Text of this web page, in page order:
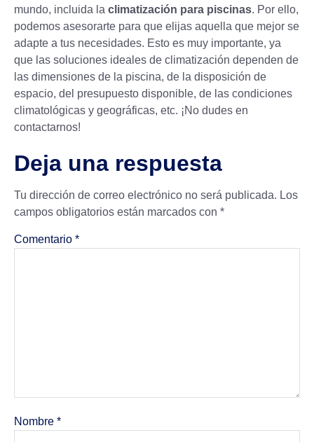
mundo, incluida la climatización para piscinas. Por ello,
podemos asesorarte para que elijas aquella que mejor se
adapte a tus necesidades. Esto es muy importante, ya
que las soluciones ideales de climatización dependen de
las dimensiones de la piscina, de la disposición de
espacio, del presupuesto disponible, de las condiciones
climatológicas y geográficas, etc. ¡No dudes en
contactarnos!
Deja una respuesta
Tu dirección de correo electrónico no será publicada. Los
campos obligatorios están marcados con *
Comentario *
Nombre *